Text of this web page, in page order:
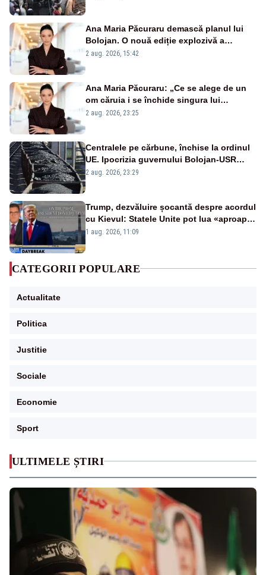
ULTIMELE ȘTIRI
Ana Maria Păcuraru demască planul lui
Bolojan. O nouă ediție explozivă a
emisiunii „Miza Zilei” la Realitatea PLUS
2 aug. 2026, 15:42
Ana Maria Păcuraru: „Ce se alege de un
om căruia i se închide singura lui
portiță?”
2 aug. 2026, 23:25
Centralele pe cărbune, închise la ordinul
UE. Ipocrizia guvernului Bolojan-USR
după starea de alertă
2 aug. 2026, 23:29
Trump, dezvăluire șocantă despre acordul
cu Kievul: Statele Unite pot lua «aproape
tot ce vor» din minele Ucrainei”
1 aug. 2026, 11:09
CATEGORII POPULARE
Actualitate
Politica
Justitie
Sociale
Economie
Sport